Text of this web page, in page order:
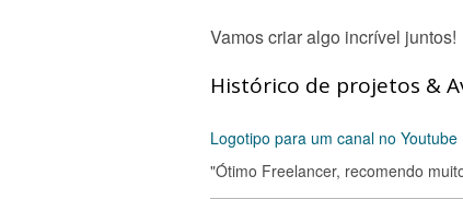
Vamos criar algo incrível juntos!
Histórico de projetos &
Logotipo para um canal no Youtube
"Ótimo Freelancer, recomendo